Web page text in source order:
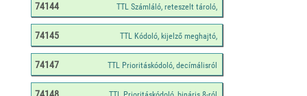
74144
74145
74147